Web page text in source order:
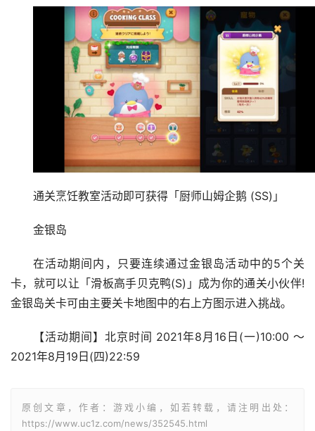
通关烹饪教室活动即可获得「厨师山姆企鹅 (SS)」
金银岛
在活动期间内，只要连续通过金银岛活动中的5个关
卡，就可以让「滑板高手贝克鸭(S)」成为你的通关小伙伴!
金银岛关卡可由主要关卡地图中的右上方图示进入挑战。
【活动期间】北京时间 2021年8月16日(一)10:00 ～
2021年8月19日(四)22:59
原创文章，作者：游戏小编，如若转载，请注明出处：
https://www.uc1z.com/news/352545.html